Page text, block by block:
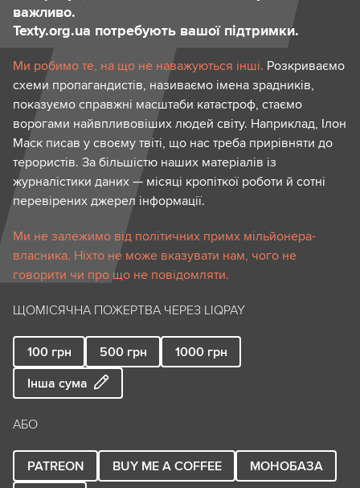
важливо.
Texty.org.ua потребують вашої підтримки.
Ми робимо те, на що не наважуються інші. Розкриваємо
схеми пропагандистів, називаємо імена зрадників,
показуємо справжні масштаби катастроф, стаємо
ворогами найвпливовіших людей світу. Наприклад, Ілон
Маск писав у своєму твіті, що нас треба прирівняти до
терористів. За більшістю наших матеріалів із
журналістики даних — місяці кропіткої роботи й сотні
перевірених джерел інформації.
Ми не залежимо від політичних примх мільйонера-
власника. Ніхто не може вказувати нам, чого не
говорити чи про що не повідомляти.
ЩОМІСЯЧНА ПОЖЕРТВА ЧЕРЕЗ LIQPAY
100 грн 500 грн 1000 грн
Інша сума
АБО
PATREON BUY ME A COFFEE
МОНОБАЗА